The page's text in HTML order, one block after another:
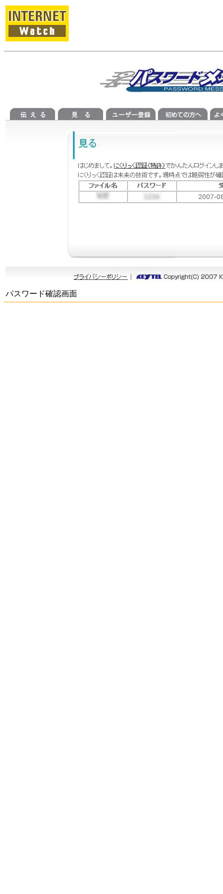
パスワード確認画面